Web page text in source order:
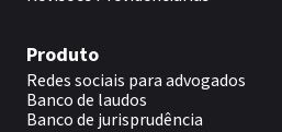
Produto
Redes sociais para advogados
Banco de laudos
Banco de jurisprudência